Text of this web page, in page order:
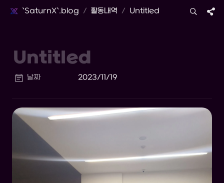
`SaturnX`.blog / 활동내역 / Untitled
날짜 2023/11/19